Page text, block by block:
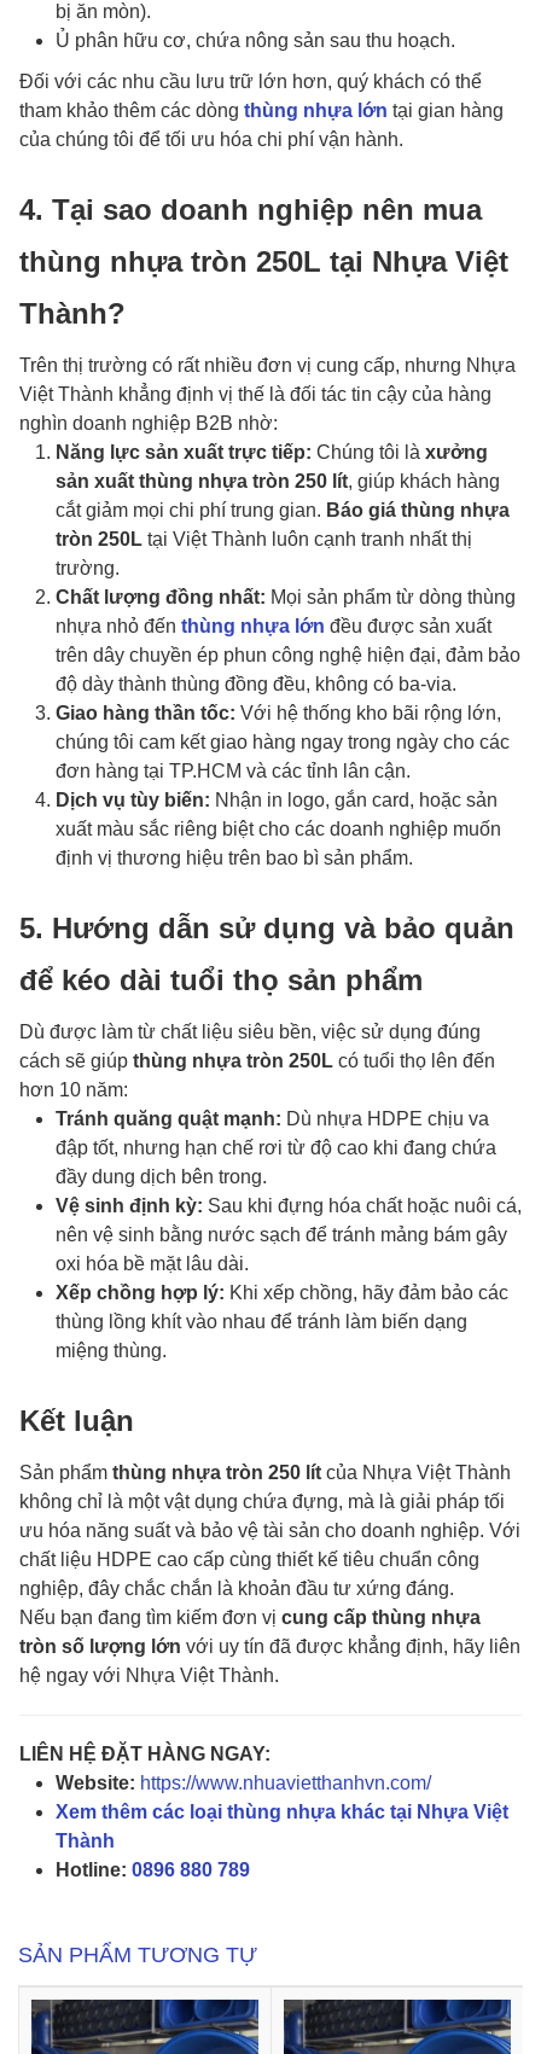
bị ăn mòn).
Ủ phân hữu cơ, chứa nông sản sau thu hoạch.
Đối với các nhu cầu lưu trữ lớn hơn, quý khách có thể
tham khảo thêm các dòng thùng nhựa lớn tại gian hàng
của chúng tôi để tối ưu hóa chi phí vận hành.
4. Tại sao doanh nghiệp nên mua
thùng nhựa tròn 250L tại Nhựa Việt
Thành?
Trên thị trường có rất nhiều đơn vị cung cấp, nhưng Nhựa
Việt Thành khẳng định vị thế là đối tác tin cậy của hàng
nghìn doanh nghiệp B2B nhờ:
Năng lực sản xuất trực tiếp: Chúng tôi là xưởng
sản xuất thùng nhựa tròn 250 lít, giúp khách hàng
cắt giảm mọi chi phí trung gian. Báo giá thùng nhựa
tròn 250L tại Việt Thành luôn cạnh tranh nhất thị
trường.
Chất lượng đồng nhất: Mọi sản phẩm từ dòng thùng
nhựa nhỏ đến thùng nhựa lớn đều được sản xuất
trên dây chuyền ép phun công nghệ hiện đại, đảm bảo
độ dày thành thùng đồng đều, không có ba-via.
Giao hàng thần tốc: Với hệ thống kho bãi rộng lớn,
chúng tôi cam kết giao hàng ngay trong ngày cho các
đơn hàng tại TP.HCM và các tỉnh lân cận.
Dịch vụ tùy biến: Nhận in logo, gắn card, hoặc sản
xuất màu sắc riêng biệt cho các doanh nghiệp muốn
định vị thương hiệu trên bao bì sản phẩm.
5. Hướng dẫn sử dụng và bảo quản
để kéo dài tuổi thọ sản phẩm
Dù được làm từ chất liệu siêu bền, việc sử dụng đúng
cách sẽ giúp thùng nhựa tròn 250L có tuổi thọ lên đến
hơn 10 năm:
Tránh quăng quật mạnh: Dù nhựa HDPE chịu va
đập tốt, nhưng hạn chế rơi từ độ cao khi đang chứa
đầy dung dịch bên trong.
Vệ sinh định kỳ: Sau khi đựng hóa chất hoặc nuôi cá,
nên vệ sinh bằng nước sạch để tránh mảng bám gây
oxi hóa bề mặt lâu dài.
Xếp chồng hợp lý: Khi xếp chồng, hãy đảm bảo các
thùng lồng khít vào nhau để tránh làm biến dạng
miệng thùng.
Kết luận
Sản phẩm thùng nhựa tròn 250 lít của Nhựa Việt Thành
không chỉ là một vật dụng chứa đựng, mà là giải pháp tối
ưu hóa năng suất và bảo vệ tài sản cho doanh nghiệp. Với
chất liệu HDPE cao cấp cùng thiết kế tiêu chuẩn công
nghiệp, đây chắc chắn là khoản đầu tư xứng đáng.
Nếu bạn đang tìm kiếm đơn vị cung cấp thùng nhựa
tròn số lượng lớn với uy tín đã được khẳng định, hãy liên
hệ ngay với Nhựa Việt Thành.
LIÊN HỆ ĐẶT HÀNG NGAY:
Website: https://www.nhuavietthanhvn.com/
Xem thêm các loại thùng nhựa khác tại Nhựa Việt
Thành
Hotline: 0896 880 789
SẢN PHẨM TƯƠNG TỰ